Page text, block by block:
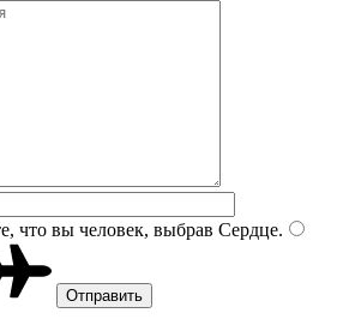
что вы человек, выбрав Сердце.